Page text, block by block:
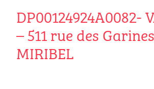
DP00124924A0082-
– 511 rue des
MIRIBEL